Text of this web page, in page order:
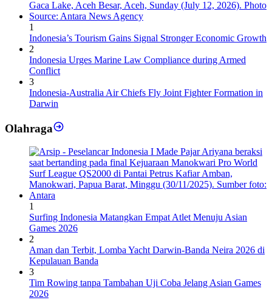
1
Indonesia’s Tourism Gains Signal Stronger Economic Growth
2
Indonesia Urges Marine Law Compliance during Armed
Conflict
3
Indonesia-Australia Air Chiefs Fly Joint Fighter Formation in
Darwin
Olahraga
1
Surfing Indonesia Matangkan Empat Atlet Menuju Asian
Games 2026
2
Aman dan Terbit, Lomba Yacht Darwin-Banda Neira 2026 di
Kepulauan Banda
3
Tim Rowing tanpa Tambahan Uji Coba Jelang Asian Games
2026